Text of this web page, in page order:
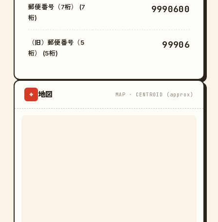
郵便番号（7桁） (7
桁)
9990600
（旧）郵便番号（5
桁） (5桁)
99906
⌖ 地図 MAP · CENTROID (approx)